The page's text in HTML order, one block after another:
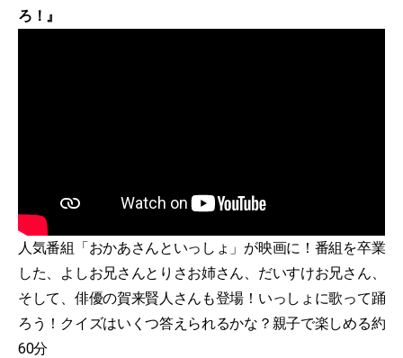
ろ！』
人気番組「おかあさんといっしょ」が映画に！番組を卒業
した、よしお兄さんとりさお姉さん、だいすけお兄さん、
そして、俳優の賀来賢人さんも登場！いっしょに歌って踊
ろう！クイズはいくつ答えられるかな？親子で楽しめる約
60分